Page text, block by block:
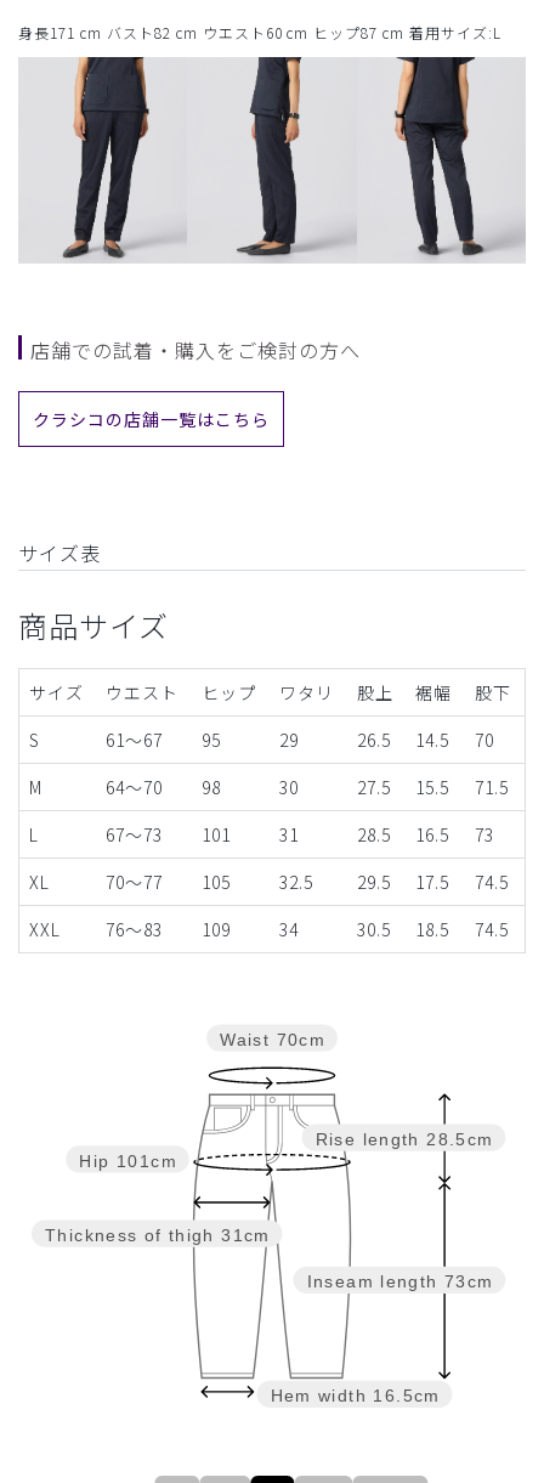
身長171 cm バスト82 cm ウエスト60 cm ヒップ87 cm 着用サイズ:L
店舗での試着・購入をご検討の方へ
クラシコの店舗一覧はこちら
サイズ表
商品サイズ
サイズ ウエスト ヒップ ワタリ 股上 裾幅
股下
S
61～67 95 29 26.5 14.5
70
M
64～70 98 30 27.5 15.5
71.5
L
67～73 101 31 28.5 16.5
73
XL
70～77 105 32.5 29.5 17.5
74.5
XXL
76～83 109 34 30.5 18.5 74.5
Inseam length 73cm
Rise length 28.5cm
Hem width 16.5cm
Thickness of thigh 31cm
Hip 101cm
Waist 70cm